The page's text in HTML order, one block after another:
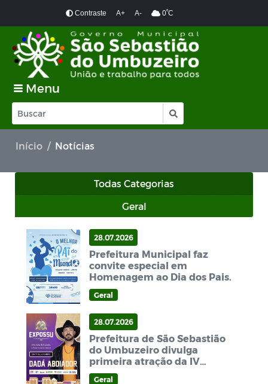
Contraste A+ A- 0ºC
Menu
Início Notícias
Todas Categorias
Geral
28.07.2026
Prefeitura Municipal faz
convite especial em
Homenagem ao Dia dos Pais.
Geral
28.07.2026
Prefeitura de São Sebastião
do Umbuzeiro divulga
primeira atração da IV
EXPOSSU.
Geral